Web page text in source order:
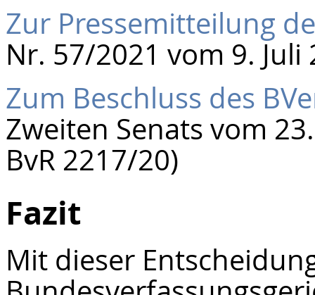
Zur Pressemitteilung
Nr. 57/2021 vom 9. Juli
Zum Beschluss des
Zweiten Senats vom
BvR 2217/20)
Fazit
Mit dieser